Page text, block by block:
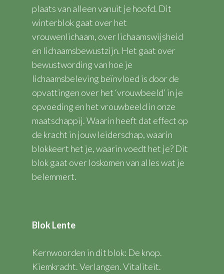
plaats van alleen vanuit je hoofd. Dit
winterblok gaat over het
vrouwenlichaam, over lichaamswijsheid
en lichaamsbewustzijn. Het gaat over
bewustwording van hoe je
lichaamsbeleving beïnvloed is door de
opvattingen over het ‘vrouwbeeld’ in je
opvoeding en het vrouwbeeld in onze
maatschappij. Waarin heeft dat effect op
de kracht in jouw leiderschap, waarin
blokkeert het je, waarin voedt het je? Dit
blok gaat over loskomen van alles wat je
belemmert.
Blok Lente
Kernwoorden in dit blok: De knop.
Kiemkracht. Verlangen. Vitaliteit.